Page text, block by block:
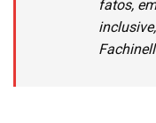
fatos,